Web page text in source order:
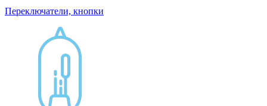
Переключатели, кнопки